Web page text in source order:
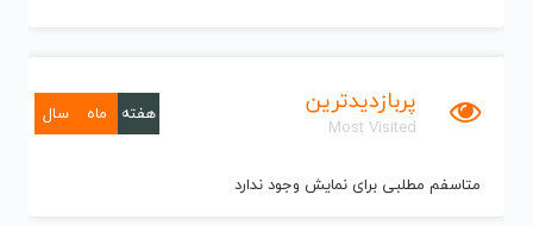
پربازدیدترین
Most Visited
هفته ماه سال
متاسفم مطلبی برای نمایش وجود ندارد